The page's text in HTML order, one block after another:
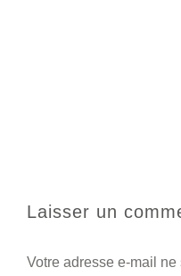
Laisser un
Votre adresse e-mail